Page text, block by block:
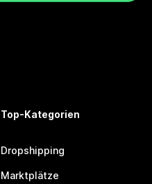
Top-Kategorien
Dropshipping
Marktplätze